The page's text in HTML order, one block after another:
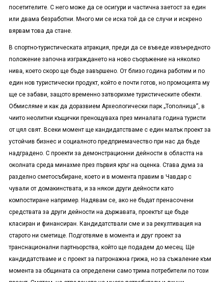
посетителите. С него може да се осигури и частична заетост за един
или двама безработни. Много ми се иска той да се случи и искрено
вярвам това да стане.
В спортно-туристическата атракция, преди да се въведе извънредното
положение започна изграждането на ново съоръжение на няколко
нива, което скоро ще бъде завършено. От близо година работим и по
един нов туристически продукт, който е почти готов, но промоцията му
ще се забави, защото временно затворихме туристическите обекти.
Обмисляме и как да доразвием Археологически парк „Тополница“, в
чиито неолитни къщички пренощуваха през миналата година туристи
от цял свят. Всеки момент ще кандидатстваме с един малък проект за
устойчив бизнес и социалното предприемачество при нас да бъде
надградено. С проекти за демонстрационни дейности в областта на
околната среда минахме през първия кръг на оценка. Става дума за
разделно сметосъбиране, което и в момента правим в Чавдар с
чували от домакинствата, и за някои други дейности като
компостиране например. Надявам се, ако не бъдат пренасочени
средствата за други дейности на държавата, проектът ще бъде
класиран и финансиран. Кандидатствали сме и за рекултивация на
старото ни сметище. Подготвяме в момента и друг проект за
транснационални партньорства, който ще подадем до месец. Ще
кандидатстваме и с проект за патронажна грижа, но за съжаление към
момента за общината са определени само трима потребители по този